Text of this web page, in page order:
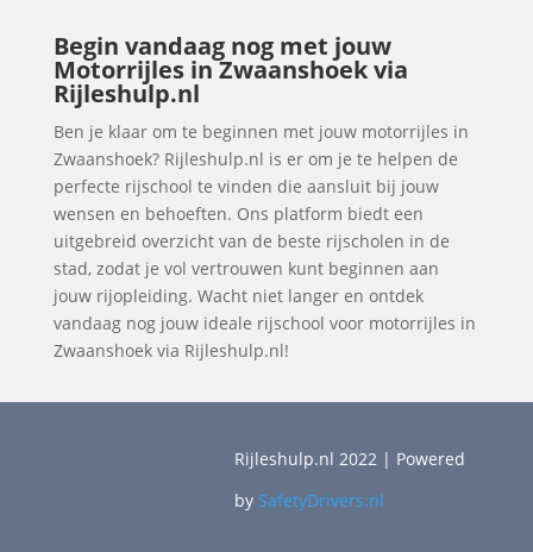
Begin vandaag nog met jouw
Motorrijles in Zwaanshoek via
Rijleshulp.nl
Ben je klaar om te beginnen met jouw motorrijles in
Zwaanshoek? Rijleshulp.nl is er om je te helpen de
perfecte rijschool te vinden die aansluit bij jouw
wensen en behoeften. Ons platform biedt een
uitgebreid overzicht van de beste rijscholen in de
stad, zodat je vol vertrouwen kunt beginnen aan
jouw rijopleiding. Wacht niet langer en ontdek
vandaag nog jouw ideale rijschool voor motorrijles in
Zwaanshoek via Rijleshulp.nl!
Rijleshulp.nl 2022 | Powered
by SafetyDrivers.nl